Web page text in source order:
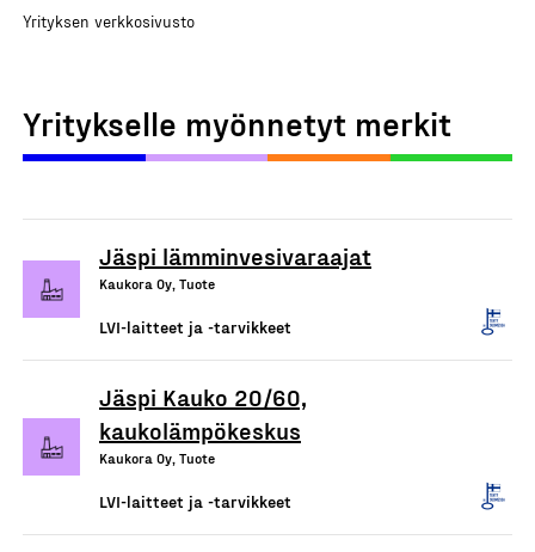
Yrityksen verkkosivusto
Yritykselle myönnetyt merkit
Jäspi lämminvesivaraajat
Kaukora Oy, Tuote
LVI-laitteet ja -tarvikkeet
Jäspi Kauko 20/60,
kaukolämpökeskus
Kaukora Oy, Tuote
LVI-laitteet ja -tarvikkeet